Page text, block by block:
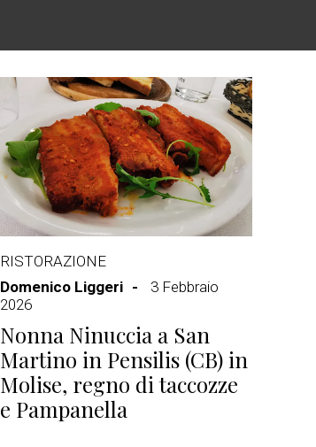
RISTORAZIONE
Domenico Liggeri
3 Febbraio
2026
Nonna Ninuccia a San
Martino in Pensilis (CB) in
Molise, regno di taccozze
e Pampanella